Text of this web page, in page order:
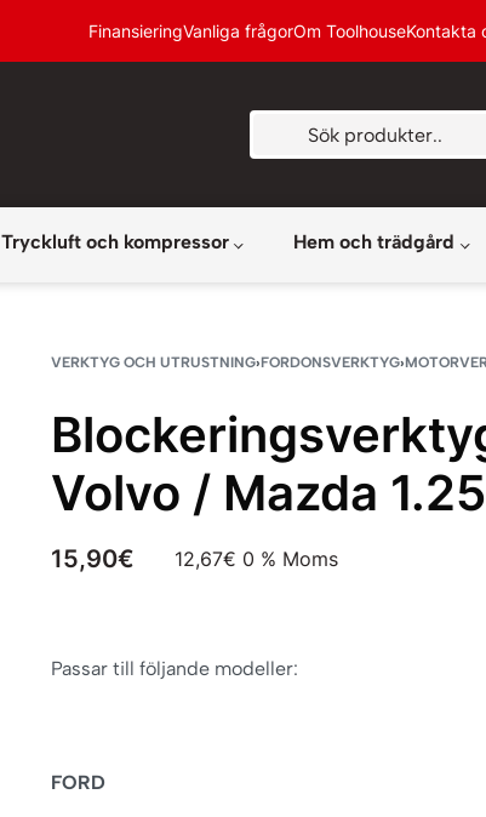
FinansieringVanliga frågorOm ToolhouseKontakta
Tryckluft och kompressor Hem och trädgård
VERKTYG OCH UTRUSTNING›FORDONSVERKTYG›
Volvo / Mazda
15,90€ 12,67€ 0 % Moms
Passar till följande modeller:
FORD